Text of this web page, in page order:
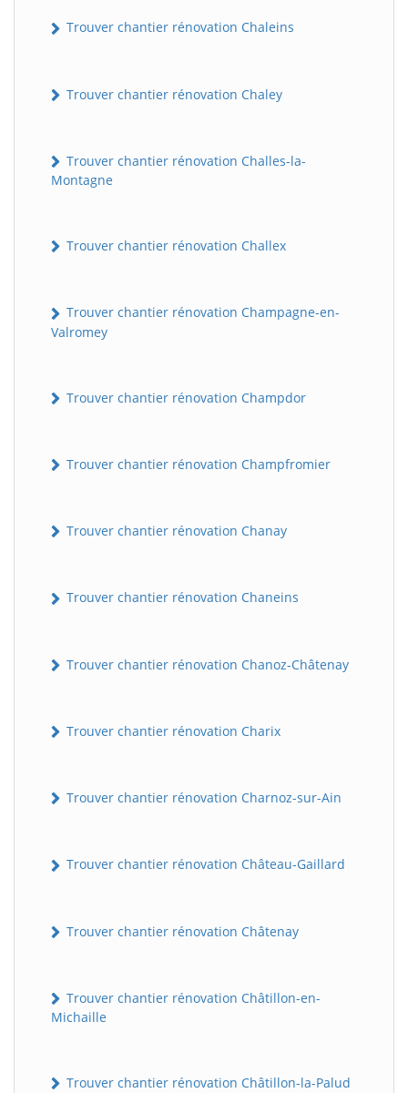
Trouver chantier rénovation Chaleins
Trouver chantier rénovation Chaley
Trouver chantier rénovation Challes-la-
Montagne
Trouver chantier rénovation Challex
Trouver chantier rénovation Champagne-en-
Valromey
Trouver chantier rénovation Champdor
Trouver chantier rénovation Champfromier
Trouver chantier rénovation Chanay
Trouver chantier rénovation Chaneins
Trouver chantier rénovation Chanoz-Châtenay
Trouver chantier rénovation Charix
Trouver chantier rénovation Charnoz-sur-Ain
Trouver chantier rénovation Château-Gaillard
Trouver chantier rénovation Châtenay
Trouver chantier rénovation Châtillon-en-
Michaille
Trouver chantier rénovation Châtillon-la-Palud